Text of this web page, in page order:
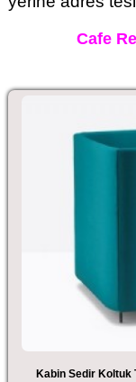
Cafe
Kabin Sedir Koltuk